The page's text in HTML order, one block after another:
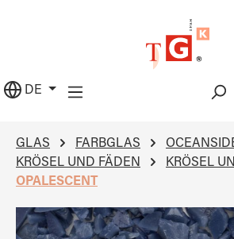
DE
GLAS FARBGLAS
KRÖSEL UND FÄDEN
KRÖSEL
OPALESCENT
Bildergalerie überspringen